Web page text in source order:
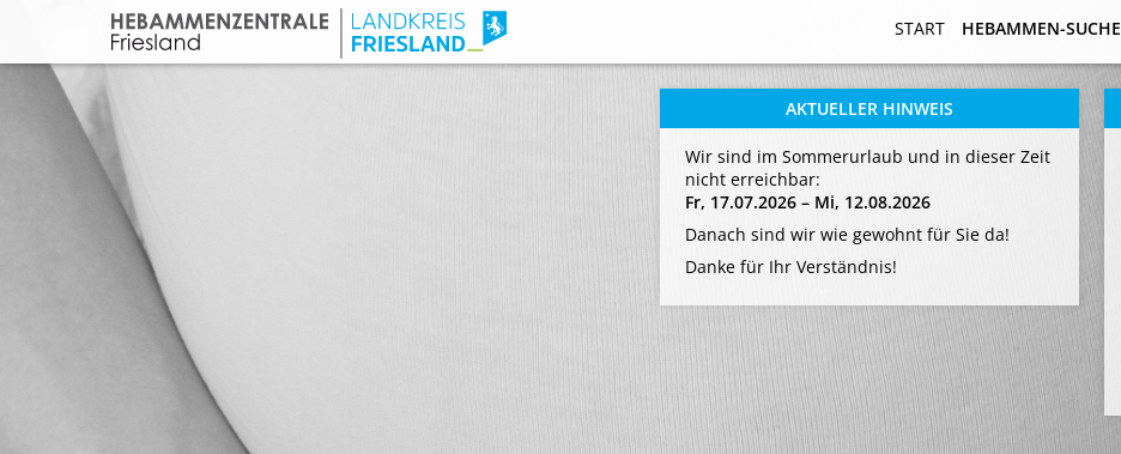
START HEBAMMEN-SUCHE
START HEBAMMEN-SUCHE
AKTUELLER HINWEIS
Wir sind im Sommerurlaub und in dieser Zeit
nicht erreichbar:
Fr, 17.07.2026 – Mi, 12.08.2026
Danach sind wir wie gewohnt für Sie da!
Danke für Ihr Verständnis!